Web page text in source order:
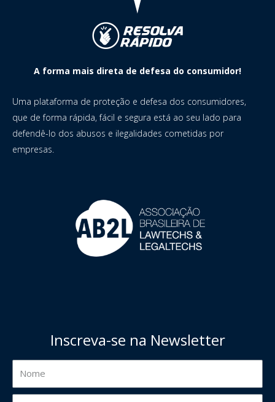
A forma mais direta de defesa do consumidor!
Uma plataforma de proteção e defesa dos consumidores,
que de forma rápida, fácil e segura está ao seu lado para
defendê-lo dos abusos e ilegalidades cometidas por
empresas.
Inscreva-se na Newsletter